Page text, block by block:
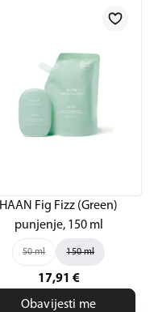
HAAN Fig Fizz (Green)
punjenje, 150 ml
50 ml 150 ml
17,91 €
Obavijesti me